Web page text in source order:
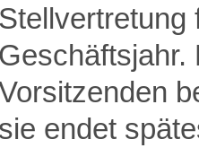
Stellvertretung
Geschäftsjahr.
sie endet